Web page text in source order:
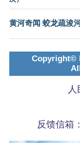
黄河奇闻 蛟龙疏浚
Copyright©
反馈信箱：